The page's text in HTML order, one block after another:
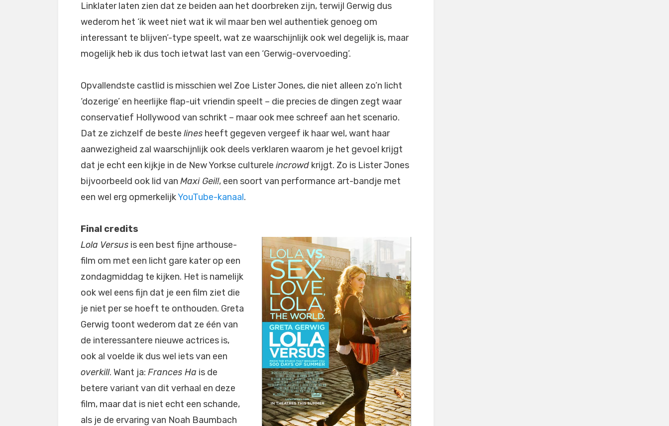
Linklater laten zien dat ze beiden aan het doorbreken zijn, terwijl Gerwig dus
wederom het ‘ik weet niet wat ik wil maar ben wel authentiek genoeg om
interessant te blijven’-type speelt, wat ze waarschijnlijk ook wel degelijk is, maar
mogelijk heb ik dus toch ietwat last van een ‘Gerwig-overvoeding’.
Opvallendste castlid is misschien wel Zoe Lister Jones, die niet alleen zo’n licht
‘dozerige’ en heerlijke flap-uit vriendin speelt – die precies de dingen zegt waar
conservatief Hollywood van schrikt – maar ook mee schreef aan het scenario.
Dat ze zichzelf de beste lines heeft gegeven vergeef ik haar wel, want haar
aanwezigheid zal waarschijnlijk ook deels verklaren waarom je het gevoel krijgt
dat je echt een kijkje in de New Yorkse culturele incrowd krijgt. Zo is Lister Jones
bijvoorbeeld ook lid van Maxi Geil!, een soort van performance art-bandje met
een wel erg opmerkelijkYouTube-kanaal.
Final credits
Lola Versus is een best fijne arthouse-
film om met een licht gare kater op een
zondagmiddag te kijken. Het is namelijk
ook wel eens fijn dat je een film ziet die
je niet per se hoeft te onthouden. Greta
Gerwig toont wederom dat ze één van
de interessantere nieuwe actrices is,
ook al voelde ik dus wel iets van een
overkill. Want ja: Frances Ha is de
betere variant van dit verhaal en deze
film, maar dat is niet echt een schande,
als je de ervaring van Noah Baumbach